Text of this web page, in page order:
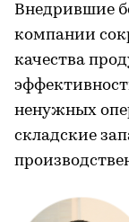
Внедрившие
компании
качества
ненужных
складские